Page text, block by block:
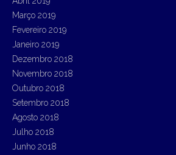
Março 2019
Fevereiro 2019
Janeiro 2019
Dezembro 2018
Novembro 2018
Outubro 2018
Setembro 2018
Agosto 2018
Julho 2018
Junho 2018